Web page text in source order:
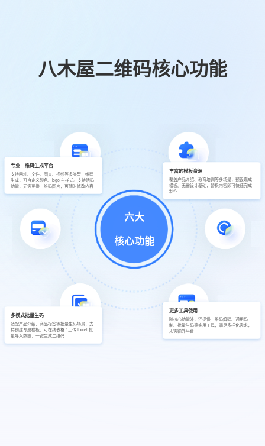
八木屋二维码核心功能
六大
核心功能
专业二维码生成平台
支持网址、文件、图文、视频等多类型二维码
生成，可自定义颜色、logo 与样式。支持活码
功能，无需更换二维码图片，可随时修改内容
多模式批量生码
适配产品介绍、商品标签等批量生码场景，支
持创建专属模板，可在线表格 / 上传 Excel 批
量导入数据，一键生成二维码
丰富的模板资源
覆盖产品介绍、教育培训等多场景，预设现成
模板。无需设计基础，替换内容即可快速完成
制作
更多工具使用
除核心功能外，还提供二维码解码、通用码
制、批量生码等实用工具，满足多样化需求，
无需额外平台